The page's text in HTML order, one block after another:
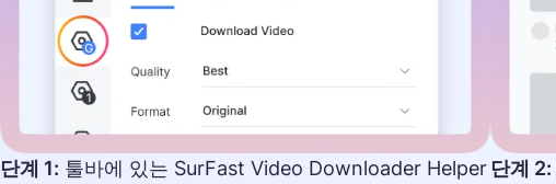
단계 1: 툴바에 있는 SurFast Video Downloader Helper 단계 2: